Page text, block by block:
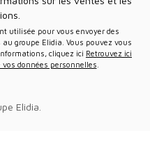
groupe Elidia. Vous pouvez vous
cliquez ici Retrouvez ici
données personnelles
Elidia